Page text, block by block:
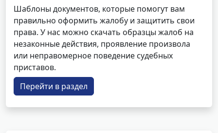
Шаблоны документов, которые помогут вам
правильно оформить жалобу и защитить свои
права. У нас можно скачать образцы жалоб на
незаконные действия, проявление произвола
или неправомерное поведение судебных
приставов.
Перейти в раздел